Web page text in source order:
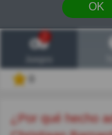
OK
2
¿Por qué hecho adquirió renombre mundial